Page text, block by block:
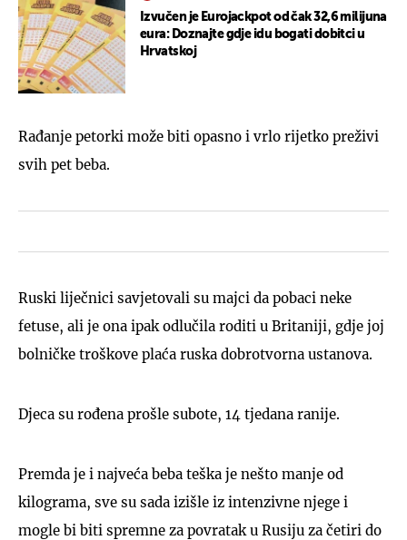
Izvučen je Eurojackpot od čak 32,6 milijuna
eura: Doznajte gdje idu bogati dobitci u
Hrvatskoj
Rađanje petorki može biti opasno i vrlo rijetko preživi
svih pet beba.
Ruski liječnici savjetovali su majci da pobaci neke
fetuse, ali je ona ipak odlučila roditi u Britaniji, gdje joj
bolničke troškove plaća ruska dobrotvorna ustanova.
Djeca su rođena prošle subote, 14 tjedana ranije.
Premda je i najveća beba teška je nešto manje od
kilograma, sve su sada izišle iz intenzivne njege i
mogle bi biti spremne za povratak u Rusiju za četiri do